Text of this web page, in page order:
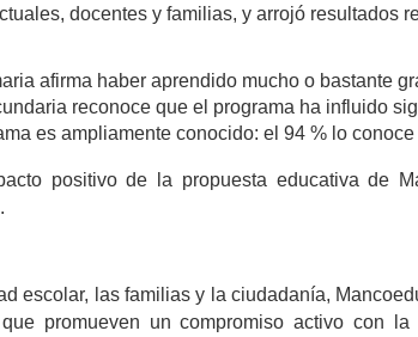
docentes y familias, y arrojó resultados
afirma haber aprendido mucho o bastante
reconoce que el programa ha influido
es ampliamente conocido: el 94 % lo
positivo de la propuesta educativa de
escolar, las familias y la ciudadanía,
promueven un compromiso activo con la